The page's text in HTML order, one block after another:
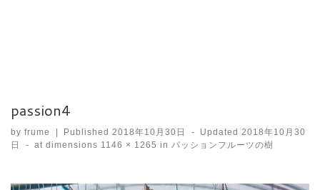
passion4
by frume Published2018年10月30日 - Updated2018年10月30
日
- at dimensions 1146 × 1265 in パッションフルーツの樹
Images navigation